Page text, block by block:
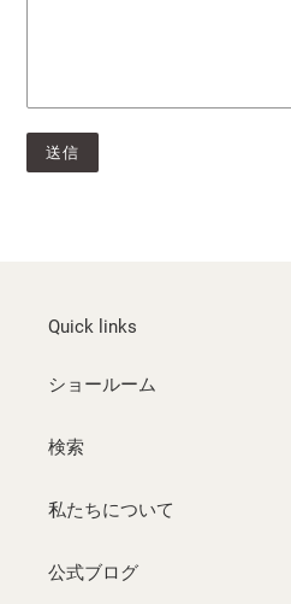
Quick links
ショールーム
検索
私たちについて
公式ブログ